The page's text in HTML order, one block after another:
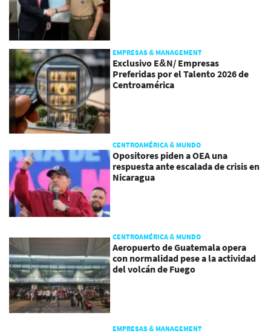
EMPRESAS & MANAGEMENT
Exclusivo E&N/ Empresas
Preferidas por el Talento 2026 de
Centroamérica
CENTROAMÉRICA & MUNDO
Opositores piden a OEA una
respuesta ante escalada de crisis en
Nicaragua
CENTROAMÉRICA & MUNDO
Aeropuerto de Guatemala opera
con normalidad pese a la actividad
del volcán de Fuego
EMPRESAS & MANAGEMENT